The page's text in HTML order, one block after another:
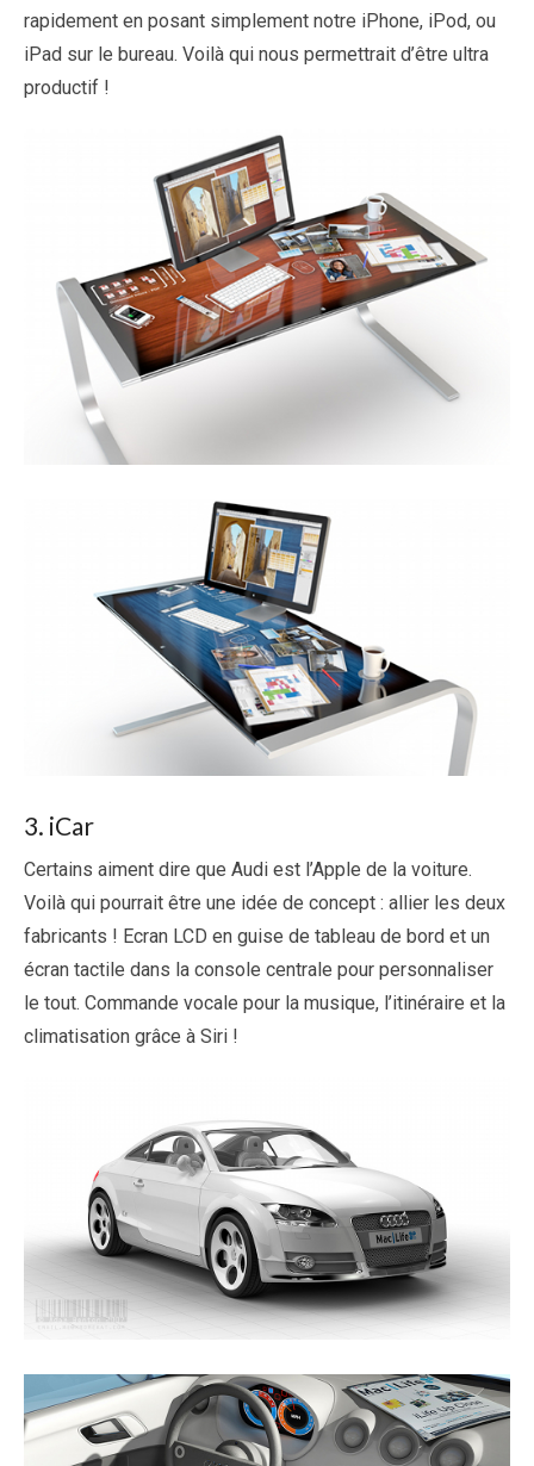
rapidement en posant simplement notre iPhone, iPod, ou
iPad sur le bureau. Voilà qui nous permettrait d’être ultra
productif !
3. iCar
Certains aiment dire que Audi est l’Apple de la voiture.
Voilà qui pourrait être une idée de concept : allier les deux
fabricants ! Ecran LCD en guise de tableau de bord et un
écran tactile dans la console centrale pour personnaliser
le tout. Commande vocale pour la musique, l’itinéraire et la
climatisation grâce à Siri !